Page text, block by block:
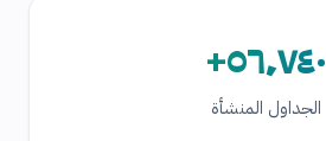
٥٦٬٧٤٠+
الجداول المنشأة